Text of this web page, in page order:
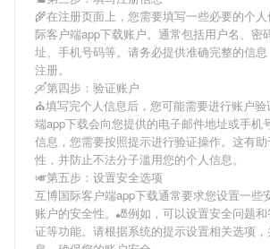
🌾在注册页面上，您需要填写一些必要的个
际客户端app下载账户。通常包括用户名、密
址、手机号码等。请务必提供准确完整的信
注册。
🛶第四步：验证账户
⛪️填写完个人信息后，您可能需要进行账户验
端app下载会向您提供的电子邮件地址或手机
信息，您需要按照提示进行验证操作。这有
性，并防止不法分子滥用您的个人信息。
🎺第五步：设置安全选项
互博国际客户端app下载通常要求您设置一些
账户的安全性。🎳例如，可以设置安全问题
证等功能。请根据系统的提示设置相关选项